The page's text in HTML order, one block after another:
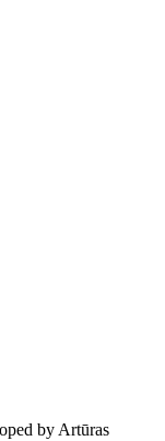
by Artūras